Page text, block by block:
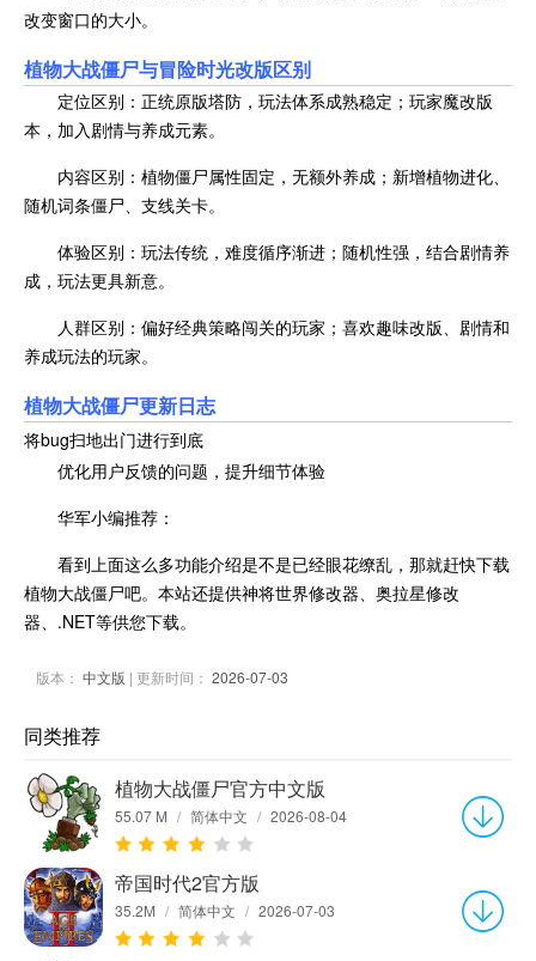
改变窗口的大小。
植物大战僵尸与冒险时光改版区别
定位区别：正统原版塔防，玩法体系成熟稳定；玩家魔改版
本，加入剧情与养成元素。
内容区别：植物僵尸属性固定，无额外养成；新增植物进化、
随机词条僵尸、支线关卡。
体验区别：玩法传统，难度循序渐进；随机性强，结合剧情养
成，玩法更具新意。
人群区别：偏好经典策略闯关的玩家；喜欢趣味改版、剧情和
养成玩法的玩家。
植物大战僵尸更新日志
将bug扫地出门进行到底
优化用户反馈的问题，提升细节体验
华军小编推荐：
看到上面这么多功能介绍是不是已经眼花缭乱，那就赶快下载
植物大战僵尸吧。本站还提供神将世界修改器、奥拉星修改
器、.NET等供您下载。
版本： 中文版 | 更新时间： 2026-07-03
同类推荐
植物大战僵尸官方中文版
55.07 M / 简体中文 / 2026-08-04
帝国时代2官方版
35.2M / 简体中文 / 2026-07-03